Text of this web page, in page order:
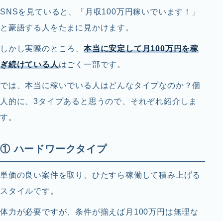
SNSを見ていると、「月収100万円稼いでいます！」
と豪語する人をたまに見かけます。
しかし実際のところ、 本当に安定して月100万円を稼
ぎ続けている人はごく一部です。
では、本当に稼いでいる人はどんなタイプなのか？個
人的に、3タイプあると思うので、それぞれ紹介しま
す。
① ハードワークタイプ
単価の良い案件を取り、ひたすら稼働して積み上げる
スタイルです。
体力が必要ですが、条件が揃えば月100万円は無理な